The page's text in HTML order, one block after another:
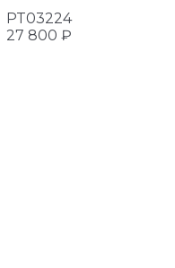
PT03224
27 800 ₽